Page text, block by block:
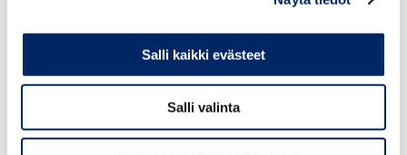
Salli kaikki evästeet
Salli valinta